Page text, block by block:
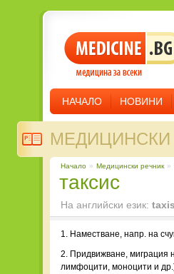
НАЧАЛО НОВИНИ
МЕДИЦИНСКИ
Начало » Медицински речник »
таксис
На английски език: taxis
1. Наместване, напр. на
2. Придвижване, миграция
лимфоцити, моноцити и